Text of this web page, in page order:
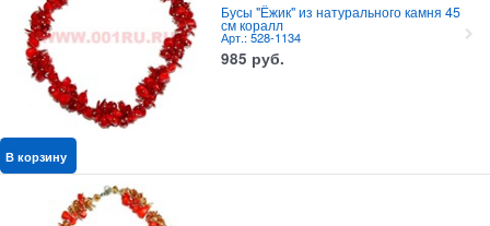
Бусы "Ёжик" из натурального камня 45
см коралл
Арт.: 528-1134
985 руб.
В корзину